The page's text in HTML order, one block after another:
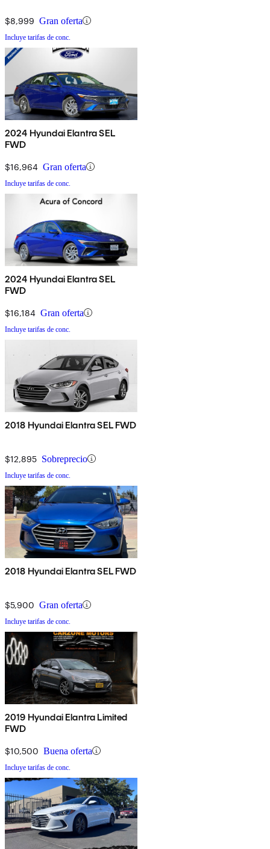
$8,999 Gran oferta
Incluye tarifas de conc.
2024 Hyundai Elantra SEL
FWD
$16,964 Gran oferta
Incluye tarifas de conc.
2024 Hyundai Elantra SEL
FWD
$16,184 Gran oferta
Incluye tarifas de conc.
2018 Hyundai Elantra SEL FWD
$12,895 Sobreprecio
Incluye tarifas de conc.
2018 Hyundai Elantra SEL FWD
$5,900 Gran oferta
Incluye tarifas de conc.
2019 Hyundai Elantra Limited
FWD
$10,500 Buena oferta
Incluye tarifas de conc.